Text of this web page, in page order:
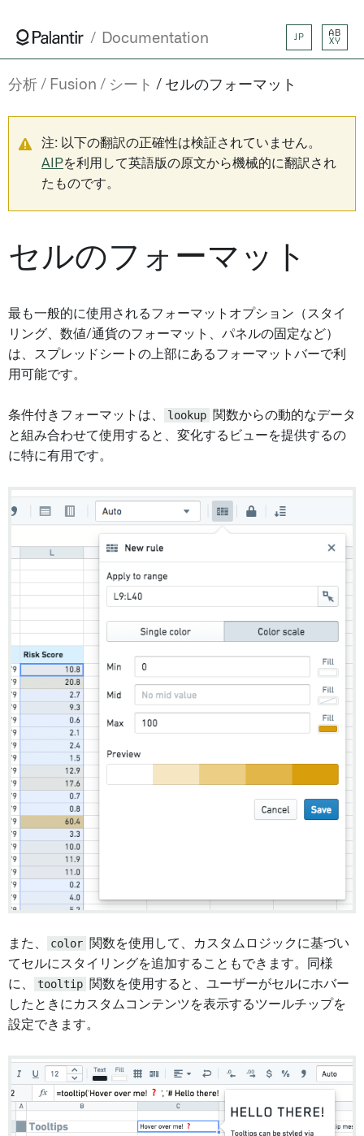
Documentation JP
AB
XY
分析 Fusion シート セルのフォーマット
注: 以下の翻訳の正確性は検証されていません。
AIPを利用して英語版の原文から機械的に翻訳され
たものです。
セルのフォーマット
最も一般的に使用されるフォーマットオプション（スタイ
リング、数値/通貨のフォーマット、パネルの固定など）
は、スプレッドシートの上部にあるフォーマットバーで利
用可能です。
条件付きフォーマットは、 lookup 関数からの動的なデータ
と組み合わせて使用すると、変化するビューを提供するの
に特に有用です。
また、 color 関数を使用して、カスタムロジックに基づい
てセルにスタイリングを追加することもできます。同様
に、
tooltip 関数を使用すると、ユーザーがセルにホバー
したときにカスタムコンテンツを表示するツールチップを
設定できます。